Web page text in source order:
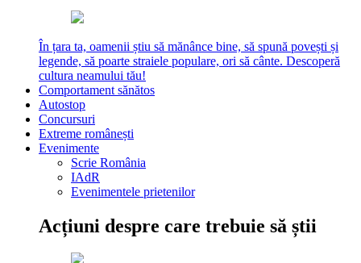
În țara ta, oamenii știu să mănânce bine, să spună povești și
legende, să poarte straiele populare, ori să cânte. Descoperă
cultura neamului tău!
Comportament sănătos
Autostop
Concursuri
Extreme românești
Evenimente
Scrie România
IAdR
Evenimentele prietenilor
Acțiuni despre care trebuie să știi